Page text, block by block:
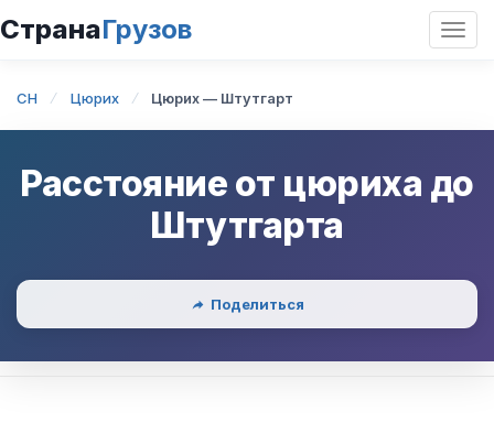
СтранаГрузов
CH Цюрих Цюрих — Штутгарт
Расстояние от цюриха до
Штутгарта
Поделиться